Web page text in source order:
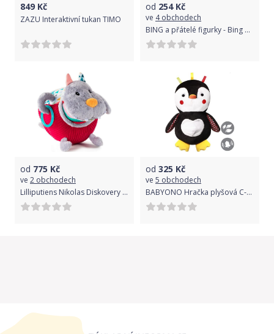
849 Kč
ZAZU Interaktivní tukan TIMO
od 254Kč
ve 4 obchodech
BING a přátelé figurky - Bing & Flop
od 775 Kč
ve 2 obchodech
Lilliputiens Nikolas Diskovery Wolf uni
od 325 Kč
ve 5 obchodech
BABYONO Hračka plyšová C-MORE tučňák Connor 30x45cm